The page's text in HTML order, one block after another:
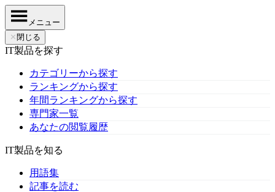
メニュー
✕ 閉じる
IT製品を探す
カテゴリーから探す
ランキングから探す
年間ランキングから探す
専門家一覧
あなたの閲覧履歴
IT製品を知る
用語集
記事を読む